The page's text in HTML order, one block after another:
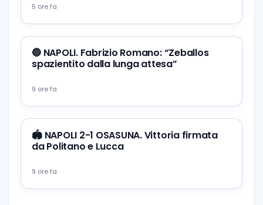
5 ore fa
🔵 NAPOLI. Fabrizio Romano: “Zeballos
spazientito dalla lunga attesa”
9 ore fa
🏟️ NAPOLI 2-1 OSASUNA. Vittoria firmata
da Politano e Lucca
9 ore fa